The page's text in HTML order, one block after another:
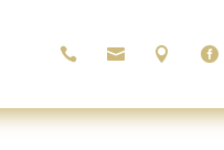
   